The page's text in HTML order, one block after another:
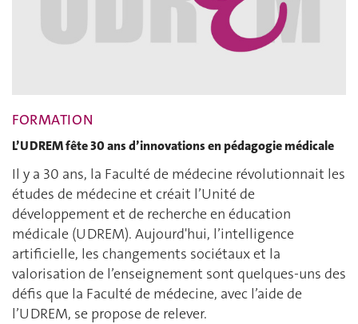
FORMATION
L’UDREM fête 30 ans d’innovations en pédagogie médicale
Il y a 30 ans, la Faculté de médecine révolutionnait les
études de médecine et créait l’Unité de
développement et de recherche en éducation
médicale (UDREM). Aujourd'hui, l’intelligence
artificielle, les changements sociétaux et la
valorisation de l’enseignement sont quelques-uns des
défis que la Faculté de médecine, avec l’aide de
l’UDREM, se propose de relever.